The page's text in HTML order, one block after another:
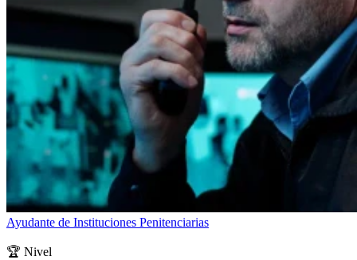
Ayudante de Instituciones Penitenciarias
🏆 Nivel